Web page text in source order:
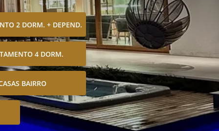
2 DORM. + DEPEND.
4 DORM.
BAIRRO